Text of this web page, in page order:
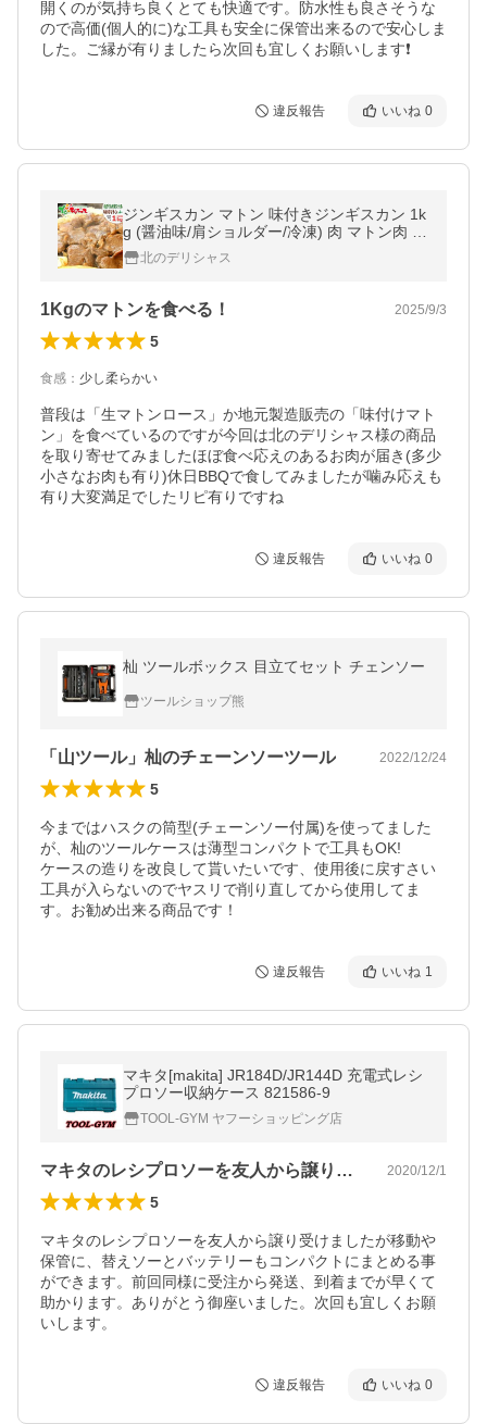
開くのが気持ち良くとても快適です。防水性も良さそうな
ので高価(個人的に)な工具も安全に保管出来るので安心しま
した。ご縁が有りましたら次回も宜しくお願いします❗️
違反報告 いいね 0
ジンギスカン マトン 味付きジンギスカン 1k
g (醤油味/肩ショルダー/冷凍) 肉 マトン肉 羊
肉 BBQ 北海道 千歳ラム工房 肉の山本 グル
メ 爆買 お取り寄せ
北のデリシャス
1Kgのマトンを食べる！ 2025/9/3
5
食感 ： 少し柔らかい
普段は「生マトンロース」か地元製造販売の「味付けマト
ン」を食べているのですが今回は北のデリシャス様の商品
を取り寄せてみましたほぼ食べ応えのあるお肉が届き(多少
小さなお肉も有り)休日BBQで食してみましたが噛み応えも
違反報告 いいね 0
杣 ツールボックス 目立てセット チェンソー
ツールショップ熊
「山ツール」杣のチェーンソーツール 2022/12/24
5
今まではハスクの筒型(チェーンソー付属)を使ってました
が、杣のツールケースは薄型コンパクトで工具もOK!
ケースの造りを改良して貰いたいです、使用後に戻すさい
工具が入らないのでヤスリで削り直してから使用してま
す。お勧め出来る商品です！
違反報告 いいね 1
マキタ[makita] JR184D/JR144D 充電式レシ
プロソー収納ケース 821586-9
TOOL-GYM ヤフーショッピング店
マキタのレシプロソーを友人から譲り受け… 2020/12/1
5
マキタのレシプロソーを友人から譲り受けましたが移動や
保管に、替えソーとバッテリーもコンパクトにまとめる事
ができます。前回同様に受注から発送、到着までが早くて
助かります。ありがとう御座いました。次回も宜しくお願
いします。
違反報告 いいね 0